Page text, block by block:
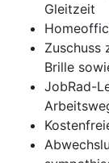
Gleitzeit
Zuschuss
Brille
JobRad-